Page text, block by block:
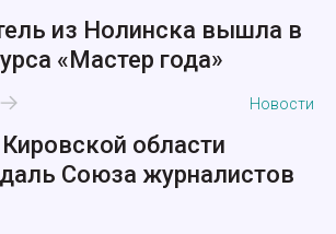
из Нолинска вышла в
«Мастер года»
Новости
Кировской области
Союза журналистов